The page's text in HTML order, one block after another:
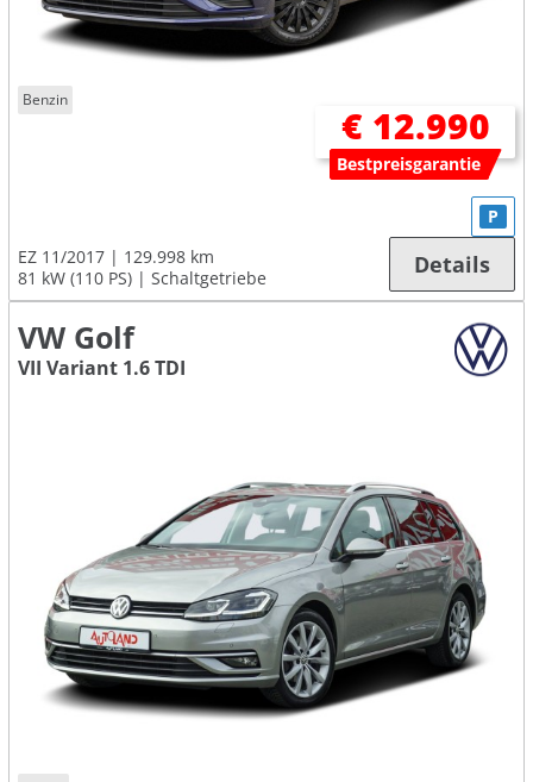
Benzin
€ 12.990
Bestpreisgarantie
EZ 11/2017
129.998 km
81 kW (110 PS)
Schaltgetriebe
P
Details
VW Golf
VII Variant 1.6 TDI